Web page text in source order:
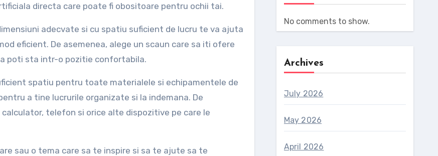
directa care poate fi obositoare pentru ochii tai.
adecvate si cu spatiu suficient de lucru te va ajuta
eficient. De asemenea, alege un scaun care sa iti ofere
poti sta intr-o pozitie confortabila.
spatiu pentru toate materialele si echipamentele de
a tine lucrurile organizate si la indemana. De
telefon si orice alte dispozitive pe care le
sau o tema care sa te inspire si sa te ajute sa te
No comments to show.
Archives
July 2026
May 2026
April 2026